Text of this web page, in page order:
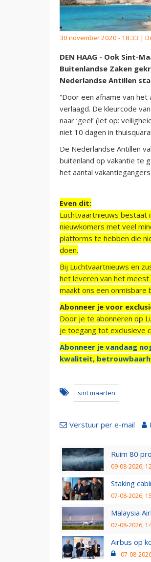
30 november 2020 - 18:33 |
DEN HAAG - Ook Sint-
Buitenlandse Zaken
Nederlandse Antillen
“Door een afname van
verlaagd. De kleurcode
naar ‘geel’ (let op:
niet 10 dagen in
De Nederlandse Antillen
buitenland op vakantie te
het aantal
Even dit:
Luchtvaartnieuws bestaat
nieuwkomers met veel
platforms te hebben die
doen.
Bij Luchtvaartnieuws en
het leveren van het meest
maakt ons een onmisbare
Abonneer je voor
Door je te abonneren op
je toegang tot exclusieve
Abonneer je vandaag
kwaliteit,
sint maarten
Verstuur per e-mail
Ruim 80
09-08-2026,
Staking
07-08-2026,
Malaysia
07-08-2026,
Airbus op
07-08-